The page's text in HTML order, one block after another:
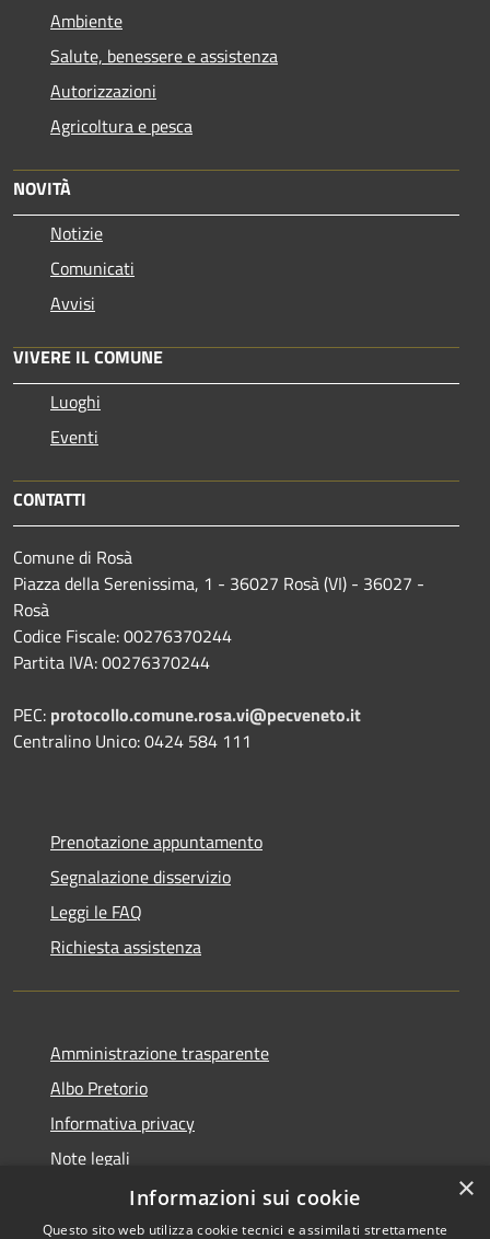
Ambiente
Salute, benessere e assistenza
Autorizzazioni
Agricoltura e pesca
NOVITÀ
Notizie
Comunicati
Avvisi
VIVERE IL COMUNE
Luoghi
Eventi
CONTATTI
Comune di Rosà
Piazza della Serenissima, 1 - 36027 Rosà (VI) - 36027 -
Rosà
Codice Fiscale: 00276370244
Partita IVA: 00276370244
PEC: protocollo.comune.rosa.vi@pecveneto.it
Centralino Unico: 0424 584 111
Prenotazione appuntamento
Segnalazione disservizio
Leggi le FAQ
Richiesta assistenza
Amministrazione trasparente
Albo Pretorio
Informativa privacy
Note legali
Dichiarazione di accessibilità
×
Informazioni sui cookie
Questo sito web utilizza cookie tecnici e assimilati strettamente